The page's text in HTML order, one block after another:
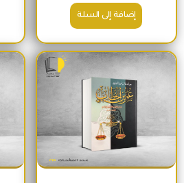
إضافة إلى السلة
السعر الأصلي هو: 235EGP.السعر الحالي هو: 215EGP.